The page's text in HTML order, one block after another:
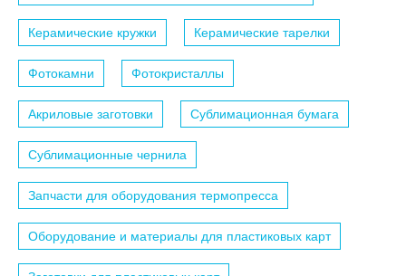
Керамические кружки Керамические тарелки
Фотокамни Фотокристаллы
Акриловые заготовки Сублимационная бумага
Сублимационные чернила
Запчасти для оборудования термопресса
Оборудование и материалы для пластиковых карт